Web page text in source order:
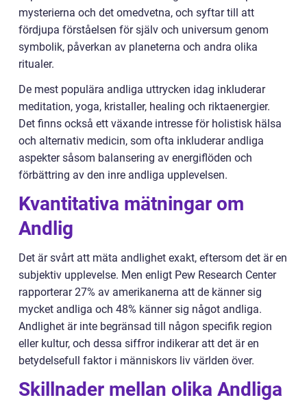
mysterierna och det omedvetna, och syftar till att
fördjupa förståelsen för själv och universum genom
symbolik, påverkan av planeterna och andra olika
ritualer.
De mest populära andliga uttrycken idag inkluderar
meditation, yoga, kristaller, healing och riktaenergier.
Det finns också ett växande intresse för holistisk hälsa
och alternativ medicin, som ofta inkluderar andliga
aspekter såsom balansering av energiflöden och
förbättring av den inre andliga upplevelsen.
Kvantitativa mätningar om
Andlig
Det är svårt att mäta andlighet exakt, eftersom det är en
subjektiv upplevelse. Men enligt Pew Research Center
rapporterar 27% av amerikanerna att de känner sig
mycket andliga och 48% känner sig något andliga.
Andlighet är inte begränsad till någon specifik region
eller kultur, och dessa siffror indikerar att det är en
betydelsefull faktor i människors liv världen över.
Skillnader mellan olika Andliga